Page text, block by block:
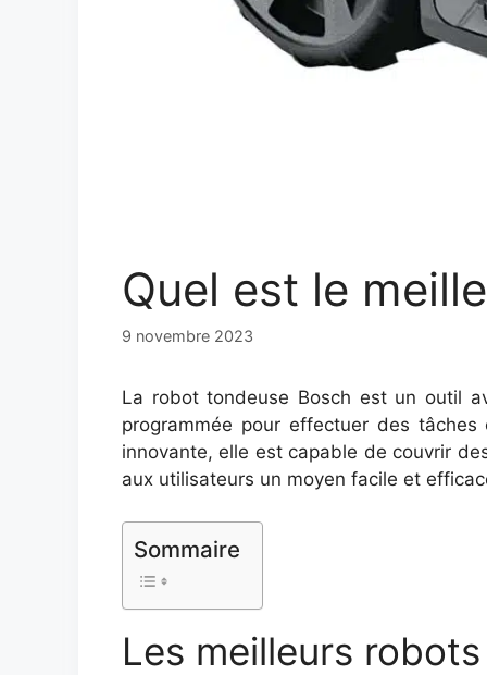
Quel est le
9 novembre 2023
La robot tondeuse Bosch est un outil
programmée pour effectuer des
innovante, elle est capable de couvrir
aux utilisateurs un moyen facile et
Sommaire
Les meilleurs